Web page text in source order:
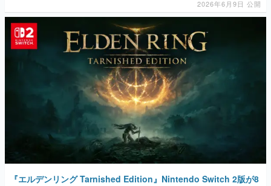
2026年6月9日 公開
『エルデンリング Tarnished Edition』Nintendo Switch 2版が8